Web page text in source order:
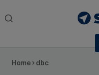
Search
Home › dbc